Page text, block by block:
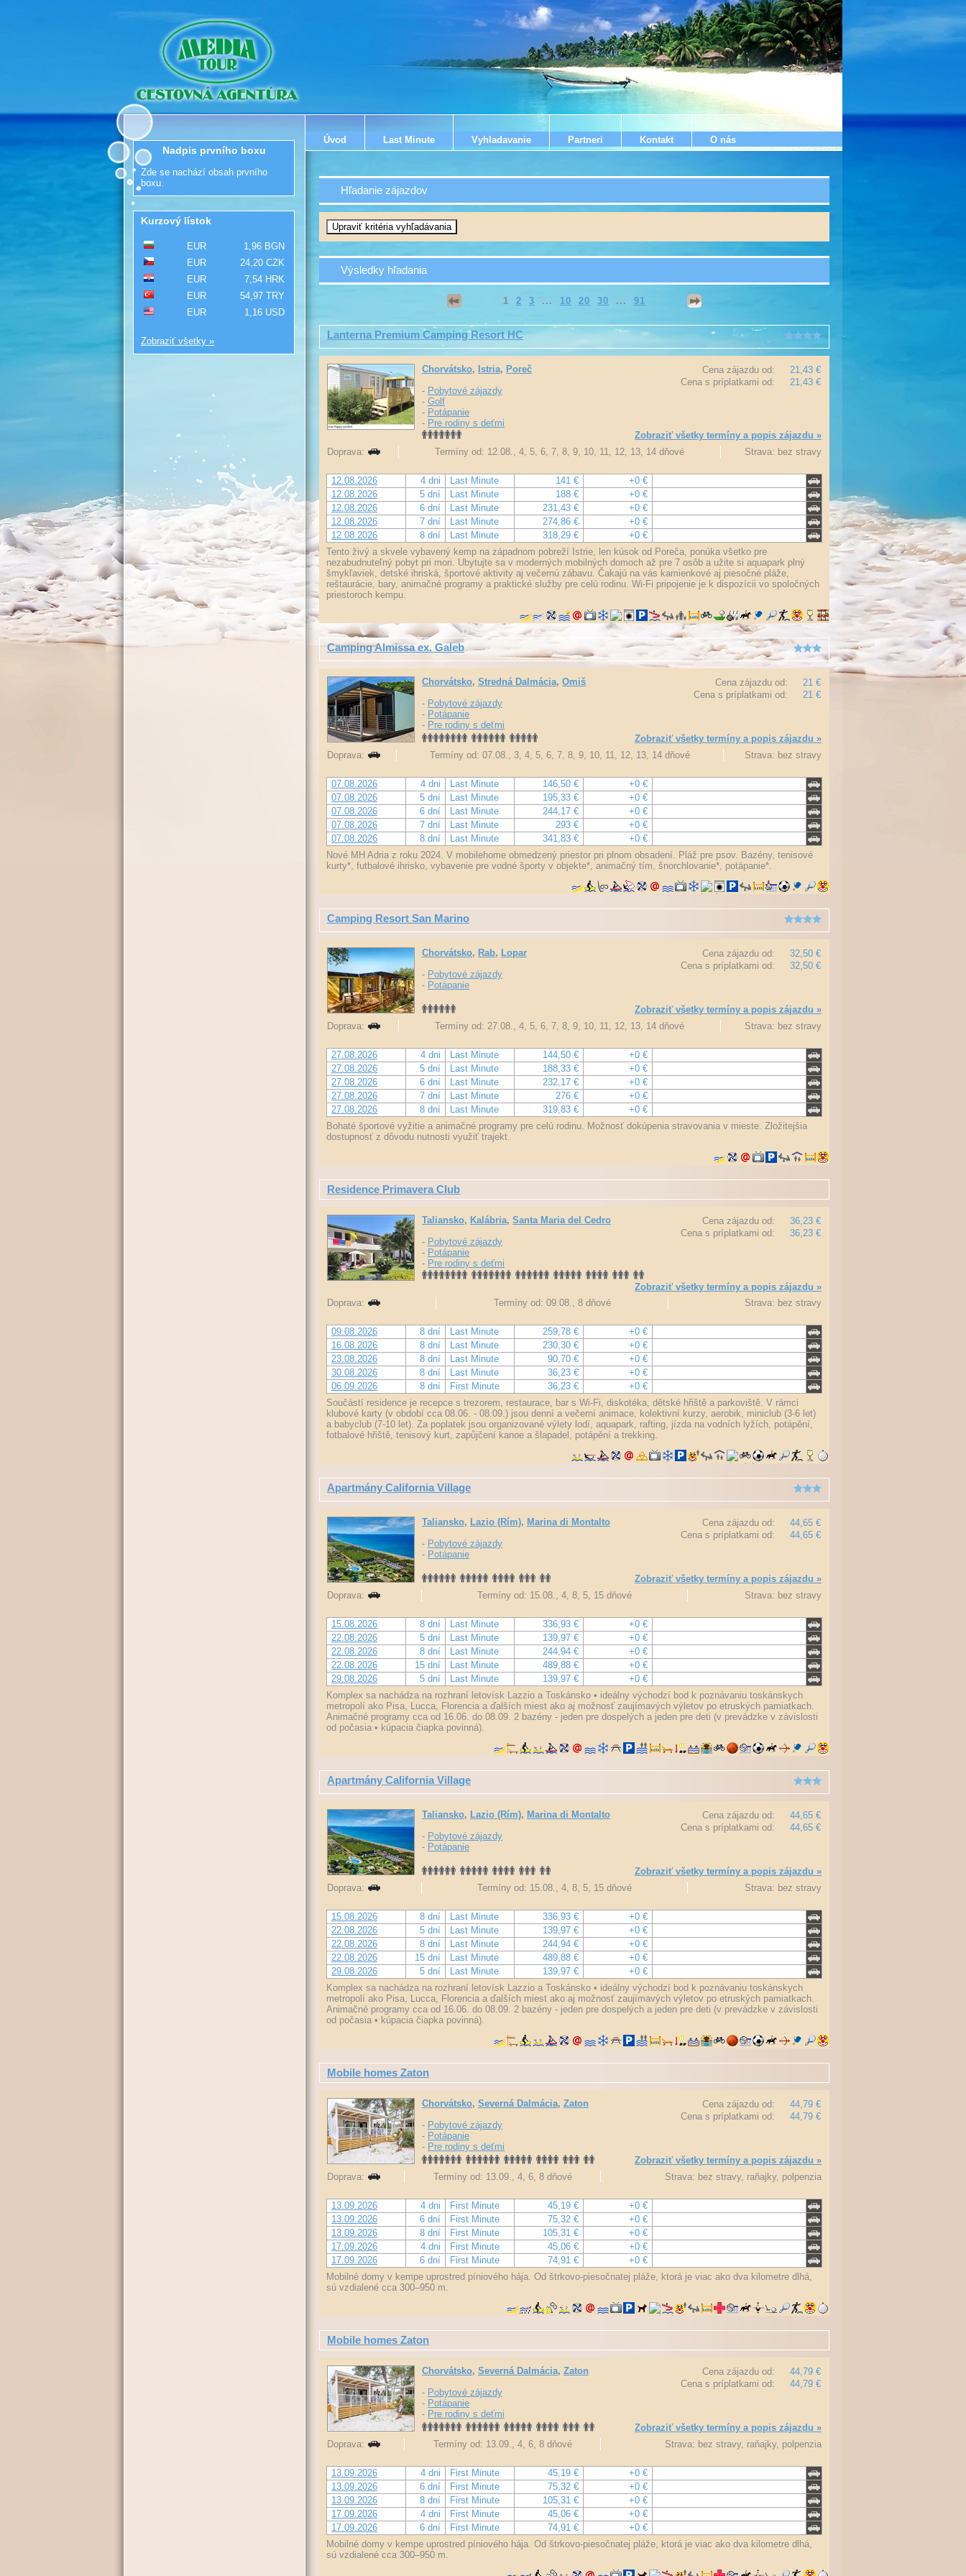
Úvod Last Minute Vyhladavanie Partneri Kontakt O nás
Hľadanie zájazdov
Výsledky hľadania
1 2 3 ... 10 20 30 ... 91
Lanterna Premium Camping Resort HC
Cena zájazdu od:
21,43 €
Cena s príplatkami od:
21,43 €
Chorvátsko, Istria, Poreč
- Pobytové zájazdy
- Golf
- Potápanie
- Pre rodiny s deťmi
Zobraziť všetky termíny a popis zájazdu »
Doprava:
Termíny od: 12.08., 4, 5, 6, 7, 8, 9, 10, 11, 12, 13, 14 dňové Strava: bez stravy
12.08.2026 4 dni Last Minute 141 €
+0 €
12.08.2026
5 dní Last Minute 188 €
+0 €
12.08.2026
6 dní Last Minute 231,43 €
+0 €
12.08.2026
7 dní Last Minute 274,86 €
+0 €
12.08.2026
8 dní Last Minute 318,29 €
+0 €
Tento živý a skvele vybavený kemp na západnom pobreží Istrie, len kúsok od Poreča, ponúka všetko pre
nezabudnuteľný pobyt pri mori. Ubytujte sa v moderných mobilných domoch až pre 7 osôb a užite si aquapark plný
šmykľaviek, detské ihriská, športové aktivity aj večernú zábavu. Čakajú na vás kamienkové aj piesočné pláže,
reštaurácie, bary, animačné programy a praktické služby pre celú rodinu. Wi-Fi pripojenie je k dispozícii vo spoločných
priestoroch kempu.
Camping Almissa ex. Galeb
Cena zájazdu od:
21 €
Cena s príplatkami od:
21 €
Chorvátsko, Stredná Dalmácia, Omiš
- Pobytové zájazdy
- Potápanie
- Pre rodiny s deťmi
Zobraziť všetky termíny a popis zájazdu »
Doprava:
Termíny od: 07.08., 3, 4, 5, 6, 7, 8, 9, 10, 11, 12, 13, 14 dňové Strava: bez stravy
07.08.2026 4 dni Last Minute 146,50 €
+0 €
07.08.2026
5 dní Last Minute 195,33 €
+0 €
07.08.2026
6 dní Last Minute 244,17 €
+0 €
07.08.2026
7 dní Last Minute 293 €
+0 €
07.08.2026
8 dní Last Minute 341,83 €
+0 €
Nové MH Adria z roku 2024. V mobilehome obmedzený priestor pri plnom obsadení. Pláž pre psov. Bazény, tenisové
kurty*, futbalové ihrisko, vybavenie pre vodné športy v objekte*, animačný tím, šnorchlovanie*, potápanie*.
Camping Resort San Marino
Cena zájazdu od:
32,50 €
Cena s príplatkami od:
32,50 €
Chorvátsko, Rab, Lopar
- Pobytové zájazdy
- Potápanie
Zobraziť všetky termíny a popis zájazdu »
Doprava:
Termíny od: 27.08., 4, 5, 6, 7, 8, 9, 10, 11, 12, 13, 14 dňové Strava: bez stravy
27.08.2026 4 dni Last Minute 144,50 €
+0 €
27.08.2026
5 dní Last Minute 188,33 €
+0 €
27.08.2026
6 dní Last Minute 232,17 €
+0 €
27.08.2026
7 dní Last Minute 276 €
+0 €
27.08.2026
8 dní Last Minute 319,83 €
+0 €
Bohaté športové vyžitie a animačné programy pre celú rodinu. Možnosť dokúpenia stravovania v mieste. Zložitejšia
dostupnosť z dôvodu nutnosti využiť trajekt.
Residence Primavera Club
Cena zájazdu od:
36,23 €
Cena s príplatkami od:
36,23 €
Taliansko, Kalábria, Santa Maria del Cedro
- Pobytové zájazdy
- Potápanie
- Pre rodiny s deťmi
Zobraziť všetky termíny a popis zájazdu »
Doprava:
Termíny od: 09.08., 8 dňové Strava: bez stravy
09.08.2026 8 dní Last Minute 259,78 €
+0 €
16.08.2026
8 dní Last Minute 230,30 €
+0 €
23.08.2026
8 dní Last Minute 90,70 €
+0 €
30.08.2026
8 dní Last Minute 36,23 €
+0 €
06.09.2026
8 dní First Minute 36,23 €
+0 €
Součástí residence je recepce s trezorem, restaurace, bar s Wi-Fi, diskotéka, dětské hřiště a parkoviště. V rámci
klubové karty (v období cca 08.06. - 08.09.) jsou denní a večerní animace, kolektivní kurzy, aerobik, miniclub (3-6 let)
a babyclub (7-10 let). Za poplatek jsou organizované výlety lodí, aquapark, rafting, jízda na vodních lyžích, potápění,
fotbalové hřiště, tenisový kurt, zapůjčení kanoe a šlapadel, potápění a trekking.
Apartmány California Village
Cena zájazdu od:
44,65 €
Cena s príplatkami od:
44,65 €
Taliansko, Lazio (Rím), Marina di Montalto
- Pobytové zájazdy
- Potápanie
Zobraziť všetky termíny a popis zájazdu »
Doprava:
Termíny od: 15.08., 4, 8, 5, 15 dňové Strava: bez stravy
15.08.2026 8 dní Last Minute 336,93 €
+0 €
22.08.2026
5 dní Last Minute 139,97 €
+0 €
22.08.2026
8 dní Last Minute 244,94 €
+0 €
22.08.2026
15 dní Last Minute 489,88 €
+0 €
29.08.2026
5 dní Last Minute 139,97 €
+0 €
Komplex sa nachádza na rozhraní letovísk Lazzio a Toskánsko • ideálny východzí bod k poznávaniu toskánskych
metropolí ako Pisa, Lucca, Florencia a ďalších miest ako aj možnosť zaujímavých výletov po etruských pamiatkach.
Animačné programy cca od 16.06. do 08.09. 2 bazény - jeden pre dospelých a jeden pre deti (v prevádzke v závislosti
od počasia • kúpacia čiapka povinná).
Apartmány California Village
Cena zájazdu od:
44,65 €
Cena s príplatkami od:
44,65 €
Taliansko, Lazio (Rím), Marina di Montalto
- Pobytové zájazdy
- Potápanie
Zobraziť všetky termíny a popis zájazdu »
Doprava:
Termíny od: 15.08., 4, 8, 5, 15 dňové Strava: bez stravy
15.08.2026 8 dní Last Minute 336,93 €
+0 €
22.08.2026
5 dní Last Minute 139,97 €
+0 €
22.08.2026
8 dní Last Minute 244,94 €
+0 €
22.08.2026
15 dní Last Minute 489,88 €
+0 €
29.08.2026
5 dní Last Minute 139,97 €
+0 €
Komplex sa nachádza na rozhraní letovísk Lazzio a Toskánsko • ideálny východzí bod k poznávaniu toskánskych
metropolí ako Pisa, Lucca, Florencia a ďalších miest ako aj možnosť zaujímavých výletov po etruských pamiatkach.
Animačné programy cca od 16.06. do 08.09. 2 bazény - jeden pre dospelých a jeden pre deti (v prevádzke v závislosti
od počasia • kúpacia čiapka povinná).
Mobile homes Zaton
Cena zájazdu od:
44,79 €
Cena s príplatkami od:
44,79 €
Chorvátsko, Severná Dalmácia, Zaton
- Pobytové zájazdy
- Potápanie
- Pre rodiny s deťmi
Zobraziť všetky termíny a popis zájazdu »
Doprava:
Termíny od: 13.09., 4, 6, 8 dňové Strava: bez stravy, raňajky, polpenzia
13.09.2026 4 dni First Minute 45,19 €
+0 €
13.09.2026
6 dní First Minute 75,32 €
+0 €
13.09.2026
8 dní First Minute 105,31 €
+0 €
17.09.2026
4 dni First Minute 45,06 €
+0 €
17.09.2026
6 dní First Minute 74,91 €
+0 €
Mobilné domy v kempe uprostred píniového hája. Od štrkovo-piesočnatej pláže, ktorá je viac ako dva kilometre dlhá,
sú vzdialené cca 300–950 m.
Mobile homes Zaton
Cena zájazdu od:
44,79 €
Cena s príplatkami od:
44,79 €
Chorvátsko, Severná Dalmácia, Zaton
- Pobytové zájazdy
- Potápanie
- Pre rodiny s deťmi
Zobraziť všetky termíny a popis zájazdu »
Doprava:
Termíny od: 13.09., 4, 6, 8 dňové Strava: bez stravy, raňajky, polpenzia
13.09.2026 4 dni First Minute 45,19 €
+0 €
13.09.2026
6 dní First Minute 75,32 €
+0 €
13.09.2026
8 dní First Minute 105,31 €
+0 €
17.09.2026
4 dni First Minute 45,06 €
+0 €
17.09.2026
6 dní First Minute 74,91 €
+0 €
Mobilné domy v kempe uprostred píniového hája. Od štrkovo-piesočnatej pláže, ktorá je viac ako dva kilometre dlhá,
sú vzdialené cca 300–950 m.
Nadpis prvního boxu
Zde se nachází obsah prvního
boxu.
Kurzový lístok
EUR
1,96 BGN
EUR
24,20 CZK
EUR
7,54 HRK
EUR
54,97 TRY
EUR
1,16 USD
Zobraziť všetky »